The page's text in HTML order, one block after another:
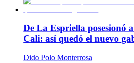
De La Espriella posesionó
Cali: así quedó el nuevo
Dido Polo Monterrosa